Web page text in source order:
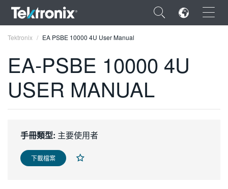
×
ENGLISH
DEUTSCH
VIỆT NAM
Tektronix EA PSBE 10000 4U User Manual
EA-PSBE 10000 4U
USER MANUAL
手冊類型: 主要使用者
下載檔案